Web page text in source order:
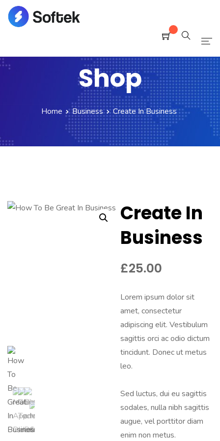
Home Shop
Home Business Create In Business
Create In
Business
£25.00
Lorem ipsum dolor sit
amet, consectetur
adipiscing elit. Vestibulum
sagittis orci ac odio dictum
tincidunt. Donec ut metus
leo.
Sed luctus, dui eu sagittis
sodales, nulla nibh sagittis
augue, vel porttitor diam
enim non metus.